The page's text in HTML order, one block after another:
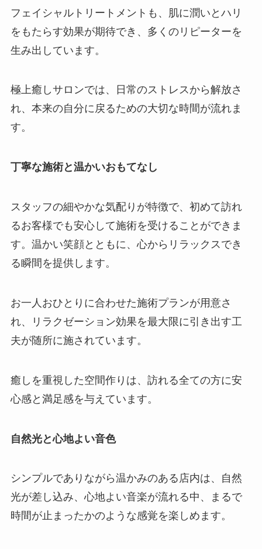
フェイシャルトリートメントも、肌に潤いとハリ
をもたらす効果が期待でき、多くのリピーターを
生み出しています。
極上癒しサロンでは、日常のストレスから解放さ
れ、本来の自分に戻るための大切な時間が流れま
す。
丁寧な施術と温かいおもてなし
スタッフの細やかな気配りが特徴で、初めて訪れ
るお客様でも安心して施術を受けることができま
す。温かい笑顔とともに、心からリラックスでき
る瞬間を提供します。
お一人おひとりに合わせた施術プランが用意さ
れ、リラクゼーション効果を最大限に引き出す工
夫が随所に施されています。
癒しを重視した空間作りは、訪れる全ての方に安
心感と満足感を与えています。
自然光と心地よい音色
シンプルでありながら温かみのある店内は、自然
光が差し込み、心地よい音楽が流れる中、まるで
時間が止まったかのような感覚を楽しめます。